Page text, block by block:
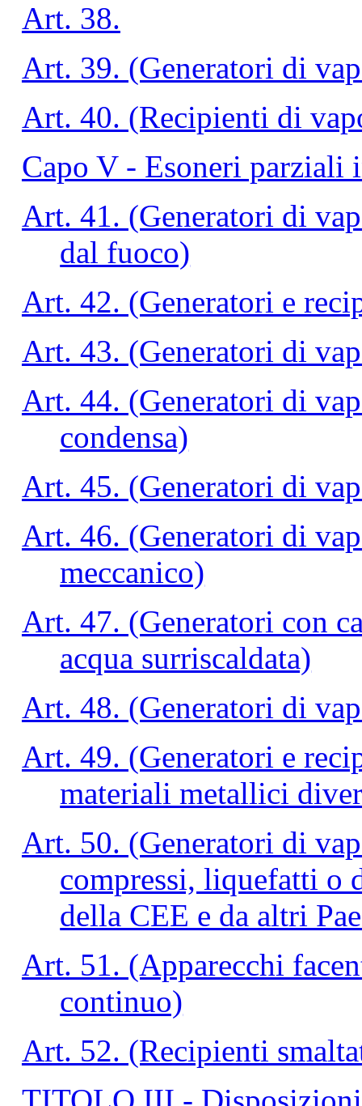
Art. 38.
Art. 39. (Generatori di
Art. 40. (Recipienti di
Capo V - Esoneri parziali
Art. 41. (Generatori di
dal fuoco)
Art. 42. (Generatori e
Art. 43. (Generatori di
Art. 44. (Generatori di
condensa)
Art. 45. (Generatori di
Art. 46. (Generatori di
meccanico)
Art. 47. (Generatori con
acqua surriscaldata)
Art. 48. (Generatori di
Art. 49. (Generatori e
materiali metallici
Art. 50. (Generatori di
compressi, liquefatti o
della CEE e da altri
Art. 51. (Apparecchi
continuo)
Art. 52. (Recipienti